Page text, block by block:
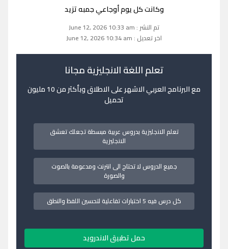
وكانت كل يوم أوجاعي جمبه تزيد
تم النشر : June 12, 2026 10:33 am
اخر تعديل : June 12, 2026 10:34 am
تعلم اللغة الانجليزية مجانا
مع البرنامج العربي الاشهر على الاطلاق وبأكثر من 10 مليون
تحميل
تعلم الانجليزية بدروس عربية مبسطة تجعلك تعشق
الانجليزية
جميع الدروس لا تحتاج الى انترنت ومدعومة بالصوت
والصورة
كل درس فيه 5 اختبارات تفاعلية لتحسين اللفظ والنطق
حمل تطبيق الاندرويد